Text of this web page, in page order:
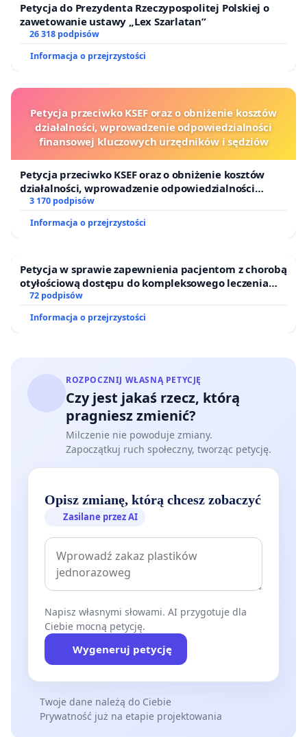
Petycja do Prezydenta Rzeczypospolitej Polskiej o
zawetowanie ustawy „Lex Szarlatan”
26 318 podpisów
Informacja o przejrzystości
Petycja przeciwko KSEF oraz o obniżenie kosztów
działalności, wprowadzenie odpowiedzialności
finansowej kluczowych urzędników i sędziów
Petycja przeciwko KSEF oraz o obniżenie kosztów
działalności, wprowadzenie odpowiedzialności
finansowej kluczowych urzędników i sędziów
3 170 podpisów
Informacja o przejrzystości
Petycja w sprawie zapewnienia pacjentom z chorobą
otyłościową dostępu do kompleksowego leczenia
oraz programów profilaktycznych.
72 podpisów
Informacja o przejrzystości
ROZPOCZNIJ WŁASNĄ PETYCJĘ
Czy jest jakaś rzecz, którą
pragniesz zmienić?
Milczenie nie powoduje zmiany.
Zapoczątkuj ruch społeczny, tworząc petycję.
Opisz zmianę, którą chcesz zobaczyć
Zasilane przez AI
Napisz własnymi słowami. AI przygotuje dla
Ciebie mocną petycję.
Wygeneruj petycję
Twoje dane należą do Ciebie
Prywatność już na etapie projektowania